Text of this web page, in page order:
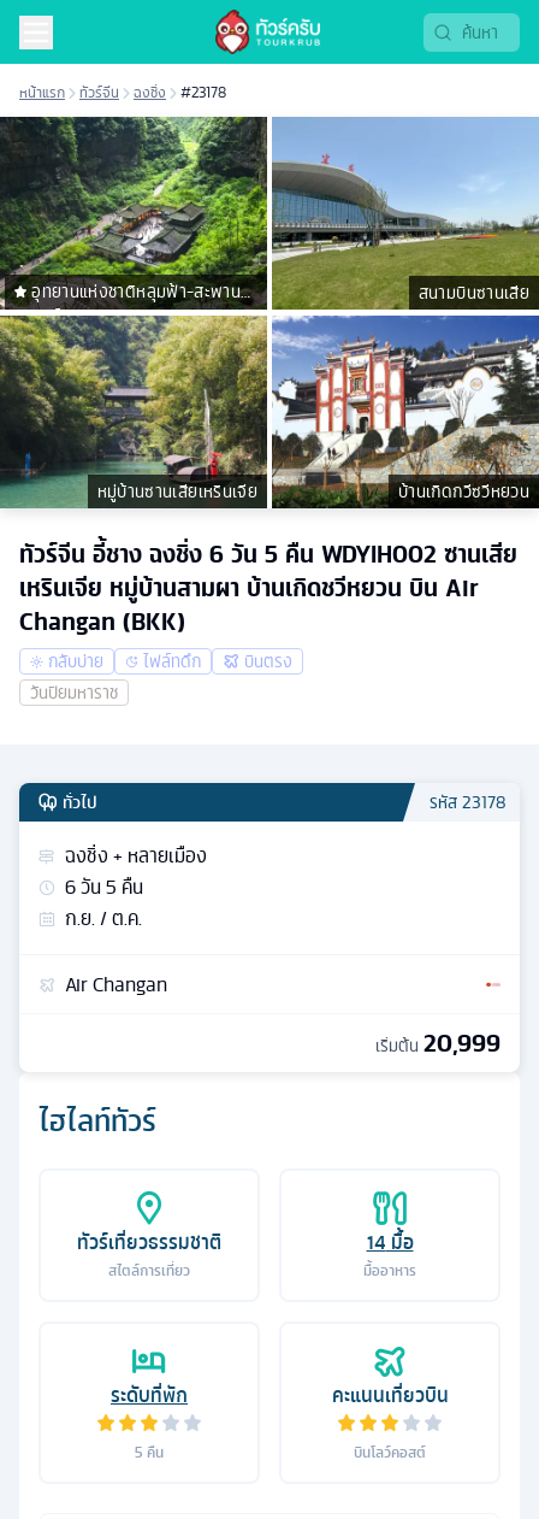
หน้าแรก ทัวร์จีน ฉงชิ่ง #23178
อุทยานแห่งชาติหลุมฟ้า-สะพาน
สวรรค์
สนามบินซานเสีย
หมู่บ้านซานเสียเหรินเจีย บ้านเกิดกวีซวีหยวน
ทัวร์จีน อี้ชาง ฉงชิ่ง 6 วัน 5 คืน WDYIH002 ซานเสีย
เหรินเจีย หมู่บ้านสามผา บ้านเกิดชวีหยวน บิน Air
Changan (BKK)
กลับบ่าย ไฟล์ทดึก
บินตรง
วันปิยมหาราช
ไฮไลท์ทัวร์
ทัวร์เที่ยวธรรมชาติ
สไตล์การเที่ยว
14 มื้อ
มื้ออาหาร
ระดับที่พัก
5 คืน
คะแนนเที่ยวบิน
บินโลว์คอสต์
ทั่วไป รหัส23178
ฉงชิ่ง + หลายเมือง
6วัน5 คืน
ก.ย. / ต.ค.
Air Changan
เริ่มต้น 20,999